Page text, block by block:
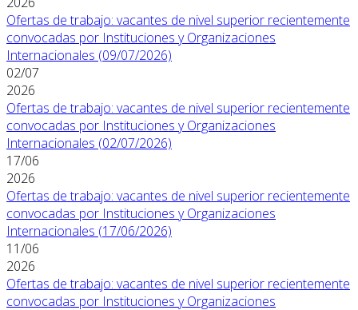
Ofertas de trabajo: vacantes de nivel superior recientemente
convocadas por Instituciones y Organizaciones
Internacionales (09/07/2026)
02/07
2026
Ofertas de trabajo: vacantes de nivel superior recientemente
convocadas por Instituciones y Organizaciones
Internacionales (02/07/2026)
17/06
2026
Ofertas de trabajo: vacantes de nivel superior recientemente
convocadas por Instituciones y Organizaciones
Internacionales (17/06/2026)
11/06
2026
Ofertas de trabajo: vacantes de nivel superior recientemente
convocadas por Instituciones y Organizaciones